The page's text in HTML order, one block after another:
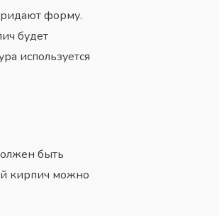
форму.
будет
используется
быть
кирпич можно